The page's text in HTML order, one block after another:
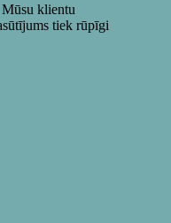
klientu
tiek rūpīgi